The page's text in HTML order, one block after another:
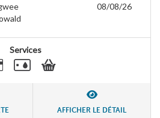
08/08/26
Services
AFFICHER LE DÉTAIL